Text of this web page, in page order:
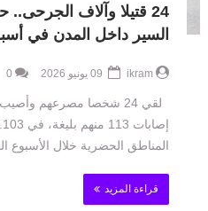
24 قتيلا وآلاف
السير داخل المدن في
ikram
0
المناطق الحضرية خلال الأسبوع
قراءة المزيد